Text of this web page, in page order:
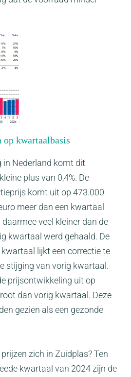
kwartaalbasis
in Nederland komt dit
plus van 0,4%. De
komt uit op 473.000
meer dan een kwartaal
veel kleiner dan de
kwartaal werd gehaald. De
lijkt een correctie te
stijging van vorig kwartaal.
prijsontwikkeling uit op
dan vorig kwartaal. Deze
gezien als een gezonde
zich in Zuidplas? Ten
kwartaal van 2024 zijn de